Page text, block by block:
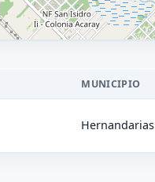
MUNICIPIO
Hernandarias